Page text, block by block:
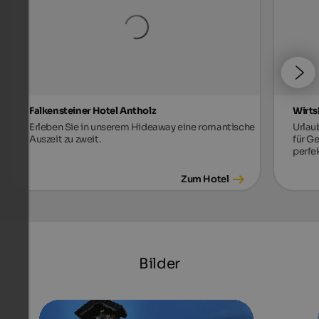
Falkensteiner Hotel Antholz
Erleben Sie in unserem Hideaway eine romantische
Auszeit zu zweit.
Zum Hotel
für
Bilder